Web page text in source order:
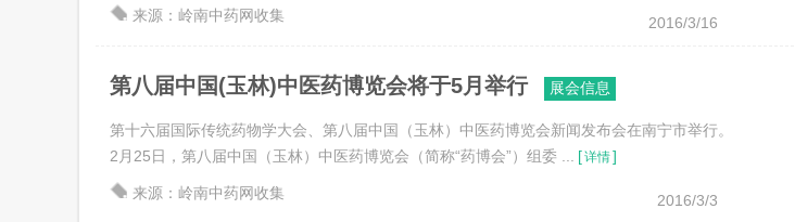
2016/3/16
来源：岭南中药网收集
第八届中国(玉林)中医药博览会将于5月举行 展会信息
第十六届国际传统药物学大会、第八届中国（玉林）中医药博览会新闻发布会在南宁市举行。
2月25日，第八届中国（玉林）中医药博览会（简称“药博会”）组委 ...
[详情]
2016/3/3
来源：岭南中药网收集